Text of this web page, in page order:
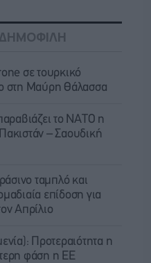
ΔΗΜΟΦΙΛΗ
σε τουρκικό
στη Μαύρη Θάλασσα
το ΝΑΤΟ η
– Σαουδική
ταμπλό και
επίδοση για
Απρίλιο
Προτεραιότητα η
φάση η ΕΕ